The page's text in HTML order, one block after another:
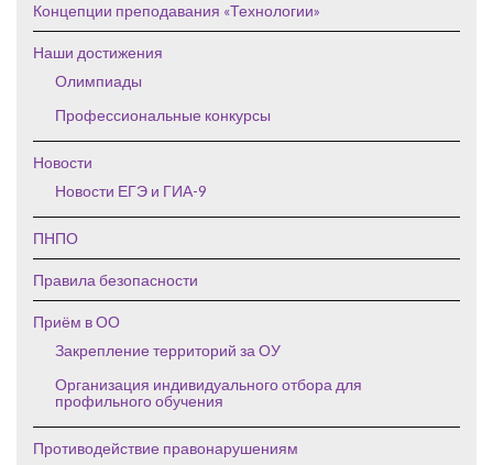
Концепции преподавания «Технологии»
Наши достижения
Олимпиады
Профессиональные конкурсы
Новости
Новости ЕГЭ и ГИА-9
ПНПО
Правила безопасности
Приём в ОО
Закрепление территорий за ОУ
Организация индивидуального отбора для
профильного обучения
Противодействие правонарушениям